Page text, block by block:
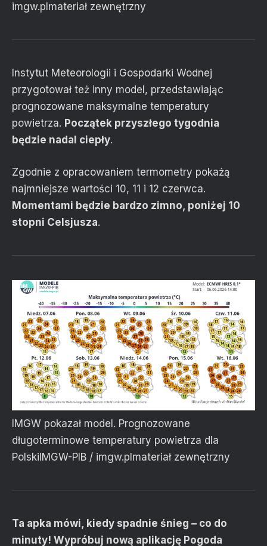
imgw.pl materiał zewnętrzny
Instytut Meteorologii i Gospodarki Wodnej
przygotował też inny model, przedstawiając
prognozowane maksymalne temperatury
powietrza. Początek przyszłego tygodnia
będzie nadal ciepły.
Zgodnie z opracowaniem termometry pokażą
najmniejsze wartości 10, 11 i 12 czerwca.
Momentami będzie bardzo zimno, poniżej 10
stopni Celsjusza.
IMGW pokazał model. Prognozowane
długoterminowe temperatury powietrza dla
Polski IMGW-PIB / imgw.pl materiał zewnętrzny
Ta apka mówi, kiedy spadnie śnieg – co do
minuty! Wypróbuj nową aplikację Pogoda